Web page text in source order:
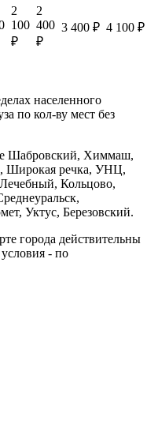
2
100
₽
2
400
₽
3 400 ₽ 4 100 ₽
населенного
по кол-ву мест без
Шабровский, Химмаш,
Широкая речка, УНЦ,
Кольцово,
Уктус, Березовский.
города действительны
- по